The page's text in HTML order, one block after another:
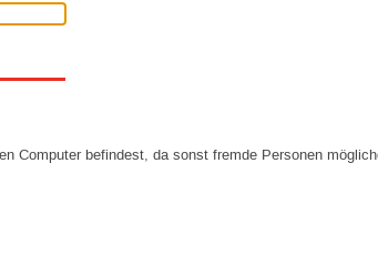
Computer befindest, da sonst fremde Personen